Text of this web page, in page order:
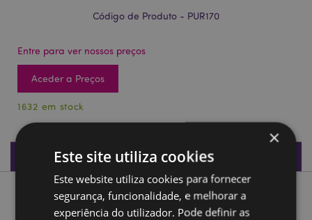
Código de Produto - PUR170
Entre para ver nossos preços
Aceder a Preços
1632 em stock
Especificações do Produto
Descrição do Produto
×
Este site utiliza cookies
Este website utiliza cookies para fornecer
segurança, funcionalidade, e melhorar a
experiência do utilizador. Pode definir as